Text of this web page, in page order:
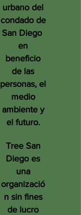
urbano del
condado de
San Diego
en
beneficio
de las
personas, el
medio
ambiente y
el futuro.
Tree San
Diego es
una
organizació
n sin fines
de lucro